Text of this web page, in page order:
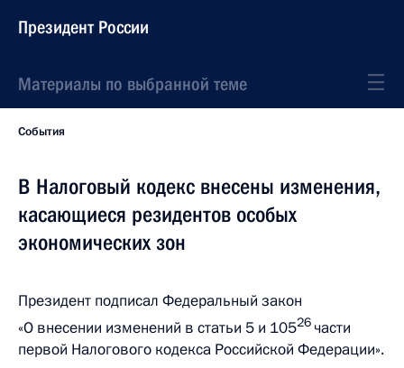
Президент России
Материалы по выбранной теме
События
В Налоговый кодекс внесены изменения,
касающиеся резидентов особых
экономических зон
Президент подписал Федеральный закон
«О внесении изменений в статьи 5 и 10526 части
первой Налогового кодекса Российской Федерации».